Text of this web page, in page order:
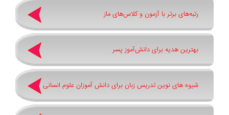
رتبه‌های برتر با آزمون و کلاس‌های ماز
بهترین هدیه برای دانش‌آموز پسر
شیوه های نوین تدریس زبان برای دانش آموزان علوم انسانی